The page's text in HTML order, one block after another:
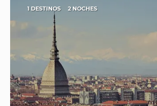
1 DESTINOS 2 NOCHES